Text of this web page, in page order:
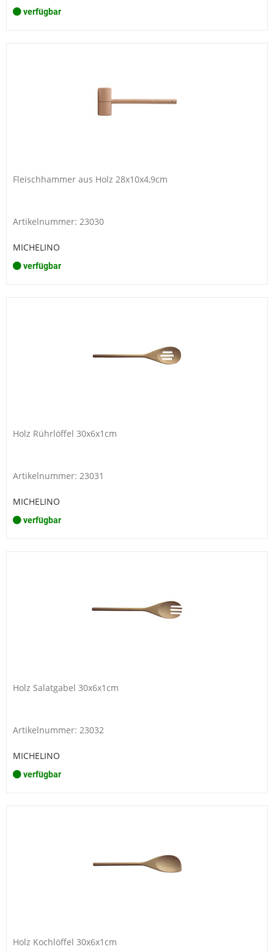
verfügbar
Fleischhammer aus Holz 28x10x4,9cm
Artikelnummer: 23030
MICHELINO
verfügbar
Holz Rührlöffel 30x6x1cm
Artikelnummer: 23031
MICHELINO
verfügbar
Holz Salatgabel 30x6x1cm
Artikelnummer: 23032
MICHELINO
verfügbar
Holz Kochlöffel 30x6x1cm